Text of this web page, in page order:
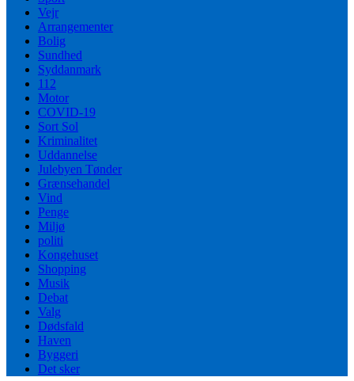
Vejr
Arrangementer
Bolig
Sundhed
Syddanmark
112
Motor
COVID-19
Sort Sol
Kriminalitet
Uddannelse
Julebyen Tønder
Grænsehandel
Vind
Penge
Miljø
politi
Kongehuset
Shopping
Musik
Debat
Valg
Dødsfald
Haven
Byggeri
Det sker